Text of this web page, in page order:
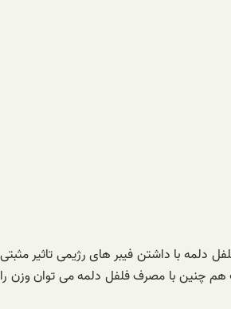
دلمه با داشتن فیبر های رژیمی تاثیر مثبتی
چنین با مصرف فلفل دلمه می توان وزن را